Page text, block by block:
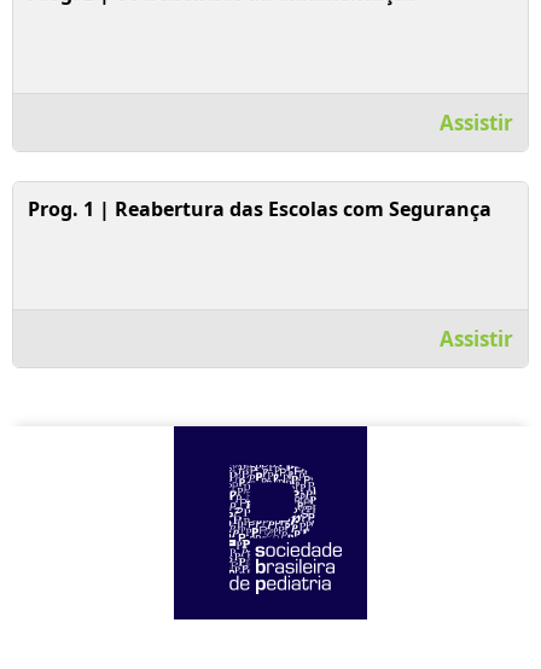
Assistir
Prog. 1 | Reabertura das Escolas com Segurança
Assistir